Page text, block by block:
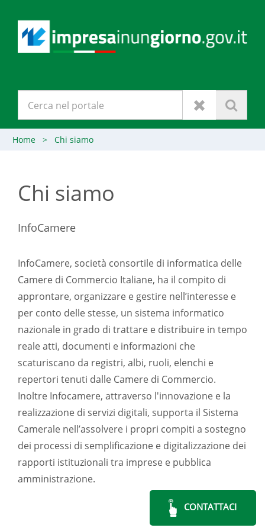
Home > Chi siamo
Chi siamo
InfoCamere
InfoCamere, società consortile di informatica delle
Camere di Commercio Italiane, ha il compito di
approntare, organizzare e gestire nell’interesse e
per conto delle stesse, un sistema informatico
nazionale in grado di trattare e distribuire in tempo
reale atti, documenti e informazioni che
scaturiscano da registri, albi, ruoli, elenchi e
repertori tenuti dalle Camere di Commercio.
Inoltre Infocamere, attraverso l'innovazione e la
realizzazione di servizi digitali, supporta il Sistema
Camerale nell’assolvere i propri compiti a sostegno
dei processi di semplificazione e digitalizzazione dei
rapporti istituzionali tra imprese e pubblica
amministrazione.
CONTATTACI